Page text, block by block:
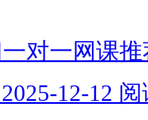
对一网课
12-12 阅